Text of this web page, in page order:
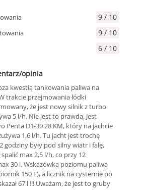
9 / 10
9 / 10
6 / 10
opinia
kwestią tankowania paliwa na
trakcie przejmowania łódki
że jest nowy silnik z turbo
5 l/h. Nie jest to prawdą. Jest
Penta D1-30 28 KM, który na jachcie
1,6 l/h. Tu jacht jest trochę
godziny były pod silny wiatr i falę,
max 2,5 l/h, co przy 12
30 l. Wskazówka poziomu paliwa
150 L), a licznik na cysternie po
67 l !!! Uważam, że jest to gruby